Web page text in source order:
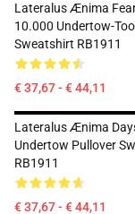
Lateralus Ænima
10.000 Undertow-
Sweatshirt RB1911
€ 37,67 - € 44,11
Lateralus Ænima
Undertow Pullover
RB1911
€ 37,67 - € 44,11